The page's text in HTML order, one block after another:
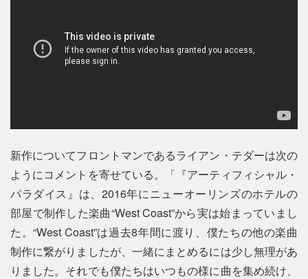
新作についてフロントマンであるライアン・テダーは次の
ようにコメントを寄せている。「『アーティフィシャル・
パラダイス』は、2016年にニューオーリンズのホテルの
部屋で制作した楽曲“West Coast”から実は始まっていまし
た。“West Coast”は過去8年間に渡り、僕たちの他の楽曲
制作に繋がりましたが、一緒にまとめるには少し無理があ
りました。それでも僕たちはいつもの様に曲を集め続け、